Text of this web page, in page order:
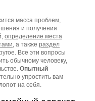
масса проблем,
и получения
определение места
, а также раздел
Все эти вопросы
обычному человеку,
Опытный
упростить вам
на себя.